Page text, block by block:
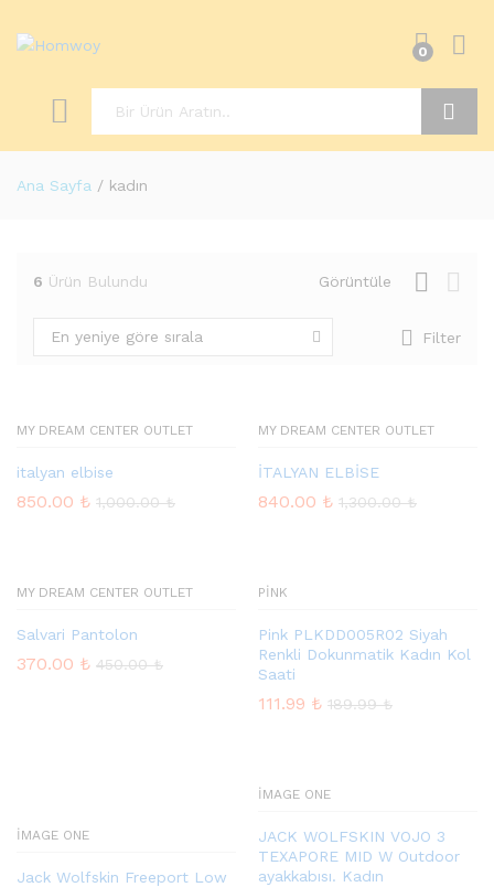
0
Ana Sayfa / kadın
6 Ürün Bulundu Görüntüle
Filter
En yeniye göre sırala
MY DREAM CENTER OUTLET
italyan elbise
850.00 ₺ 1,000.00₺
MY DREAM CENTER OUTLET
İTALYAN ELBİSE
840.00 ₺ 1,300.00₺
MY DREAM CENTER OUTLET
Salvari Pantolon
370.00 ₺ 450.00₺
PINK
Pink PLKDD005R02 Siyah
Renkli Dokunmatik Kadın Kol
Saati
111.99 ₺ 189.99₺
İMAGE ONE
Jack Wolfskin Freeport Low
İMAGE ONE
JACK WOLFSKIN VOJO 3
TEXAPORE MID W Outdoor
ayakkabısı. Kadın